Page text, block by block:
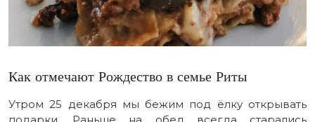
Как отмечают Рождество в семье Риты
Утром 25 декабря мы бежим под ёлку открывать